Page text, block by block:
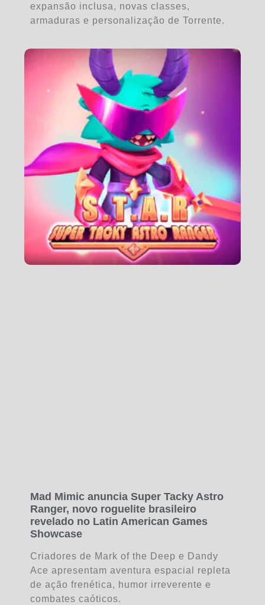
expansão inclusa, novas classes,
armaduras e personalização de Torrente.
Mad Mimic anuncia Super Tacky Astro
Ranger, novo roguelite brasileiro
revelado no Latin American Games
Showcase
Criadores de Mark of the Deep e Dandy
Ace apresentam aventura espacial repleta
de ação frenética, humor irreverente e
combates caóticos.